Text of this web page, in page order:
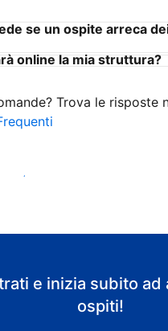
se un ospite arreca
online la mia struttura?
Trova le risposte
accogliere ospiti
e inizia subito ad
ospiti!